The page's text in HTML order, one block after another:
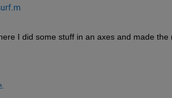
I did some stuff in an axes and made the